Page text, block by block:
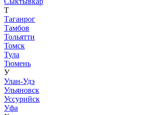
Т
Таганрог
Тамбов
Тольятти
Томск
Тула
Тюмень
У
Улан-Удэ
Ульяновск
Уссурийск
Уфа